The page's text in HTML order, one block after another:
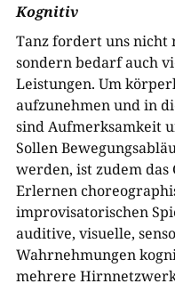
Kognitiv
Tanz fordert uns
sondern bedarf auch
Leistungen. Um
aufzunehmen und in
sind Aufmerksamkeit
Sollen
werden, ist zudem
Erlernen
improvisatorischen
auditive, visuelle,
Wahrnehmungen
mehrere